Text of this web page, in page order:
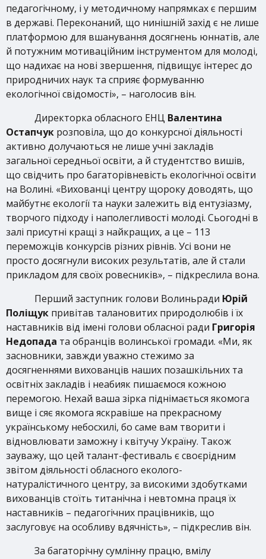
педагогічному, і у методичному напрямках є першим
в державі. Переконаний, що нинішній захід є не лише
платформою для вшанування досягнень юннатів, але
й потужним мотиваційним інструментом для молоді,
що надихає на нові звершення, підвищує інтерес до
природничих наук та сприяє формуванню
екологічної свідомості», – наголосив він.
Директорка обласного ЕНЦ Валентина
Остапчук розповіла, що до конкурсної діяльності
активно долучаються не лише учні закладів
загальної середньої освіти, а й студентство вишів,
що свідчить про багаторівневість екологічної освіти
на Волині. «Вихованці центру щороку доводять, що
майбутнє екології та науки залежить від ентузіазму,
творчого підходу і наполегливості молоді. Сьогодні в
залі присутні кращі з найкращих, а це – 113
переможців конкурсів різних рівнів. Усі вони не
просто досягнули високих результатів, але й стали
прикладом для своїх ровесників», – підкреслила вона.
Перший заступник голови Волиньради Юрій
Поліщук привітав талановитих природолюбів і їх
наставників від імені голови обласної ради Григорія
Недопада та обранців волинської громади. «Ми, як
засновники, завжди уважно стежимо за
досягненнями вихованців наших позашкільних та
освітніх закладів і неабияк пишаємося кожною
перемогою. Нехай ваша зірка піднімається якомога
вище і сяє якомога яскравіше на прекрасному
українському небосхилі, бо саме вам творити і
відновлювати заможну і квітучу Україну. Також
зауважу, що цей талант-фестиваль є своєрідним
звітом діяльності обласного еколого-
натуралістичного центру, за високими здобутками
вихованців стоїть титанічна і невтомна праця їх
наставників – педагогічних працівників, що
заслуговує на особливу вдячність», – підкреслив він.
За багаторічну сумлінну працю, вмілу